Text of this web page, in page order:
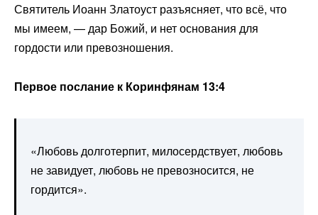
Святитель Иоанн Златоуст разъясняет, что всё, что
мы имеем, — дар Божий, и нет основания для
гордости или превозношения.
Первое послание к Коринфянам 13:4
«Любовь долготерпит, милосердствует, любовь
не завидует, любовь не превозносится, не
гордится».